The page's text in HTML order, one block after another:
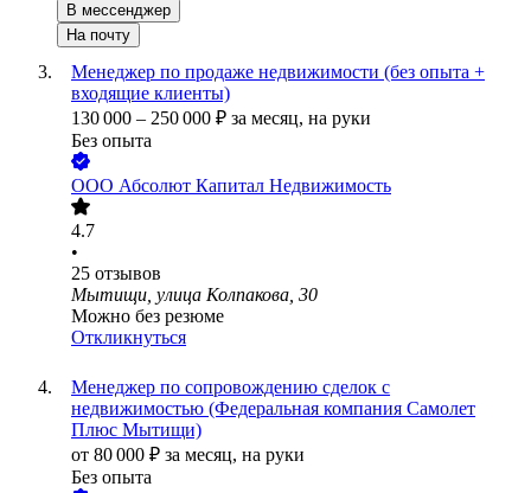
В мессенджер
На почту
Менеджер по продаже недвижимости (без опыта +
входящие клиенты)
130 000 – 250 000 ₽ за месяц, на руки
Без опыта
ООО Абсолют Капитал Недвижимость
4.7
•
25 отзывов
Мытищи, улица Колпакова, 30
Можно без резюме
Откликнуться
Менеджер по сопровождению сделок с
недвижимостью (Федеральная компания Самолет
Плюс Мытищи)
от 80 000 ₽ за месяц, на руки
Без опыта